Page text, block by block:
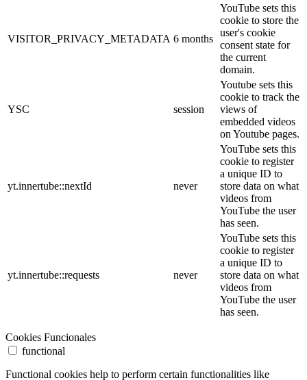
VISITOR_PRIVACY_METADATA 6 months
YouTube sets this
cookie to store the
user's cookie
consent state for
the current
domain.
YSC session
Youtube sets this
cookie to track the
views of
embedded videos
on Youtube pages.
yt.innertube::nextId never
YouTube sets this
cookie to register
a unique ID to
store data on what
videos from
YouTube the user
has seen.
yt.innertube::requests never
YouTube sets this
cookie to register
a unique ID to
store data on what
videos from
YouTube the user
has seen.
Cookies Funcionales
functional
Functional cookies help to perform certain functionalities like